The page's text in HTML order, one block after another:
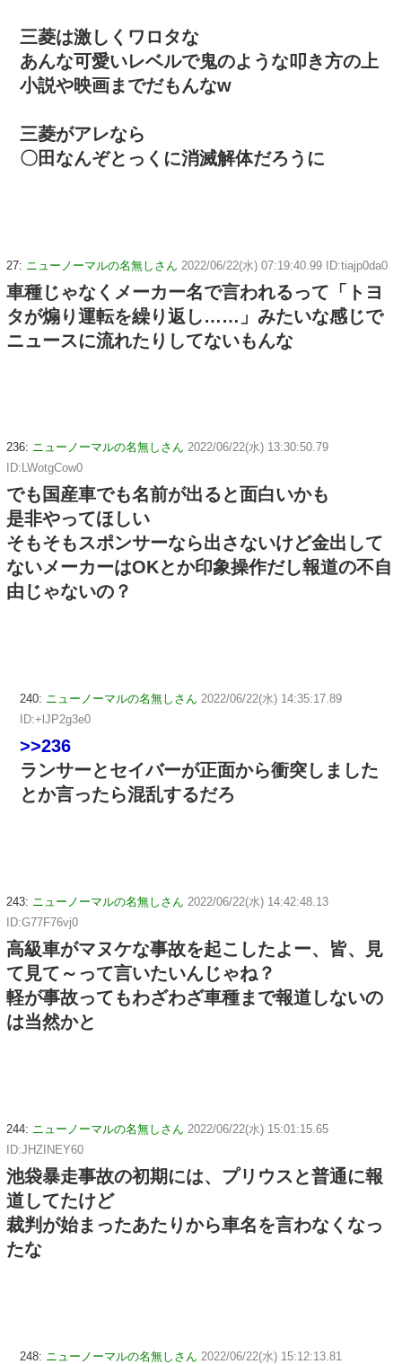
三菱は激しくワロタな
あんな可愛いレベルで鬼のような叩き方の上
小説や映画までだもんなw
三菱がアレなら
〇田なんぞとっくに消滅解体だろうに
27: ニューノーマルの名無しさん 2022/06/22(水) 07:19:40.99 ID:tiajp0da0
車種じゃなくメーカー名で言われるって「トヨ
タが煽り運転を繰り返し……」みたいな感じで
ニュースに流れたりしてないもんな
236: ニューノーマルの名無しさん 2022/06/22(水) 13:30:50.79
ID:LWotgCow0
でも国産車でも名前が出ると面白いかも
是非やってほしい
そもそもスポンサーなら出さないけど金出して
ないメーカーはOKとか印象操作だし報道の不自
由じゃないの？
240: ニューノーマルの名無しさん 2022/06/22(水) 14:35:17.89
ID:+lJP2g3e0
>>236
ランサーとセイバーが正面から衝突しました
とか言ったら混乱するだろ
243: ニューノーマルの名無しさん 2022/06/22(水) 14:42:48.13
ID:G77F76vj0
高級車がマヌケな事故を起こしたよー、皆、見
て見て～って言いたいんじゃね？
軽が事故ってもわざわざ車種まで報道しないの
は当然かと
244: ニューノーマルの名無しさん 2022/06/22(水) 15:01:15.65
ID:JHZINEY60
池袋暴走事故の初期には、プリウスと普通に報
道してたけど
裁判が始まったあたりから車名を言わなくなっ
たな
248: ニューノーマルの名無しさん 2022/06/22(水) 15:12:13.81